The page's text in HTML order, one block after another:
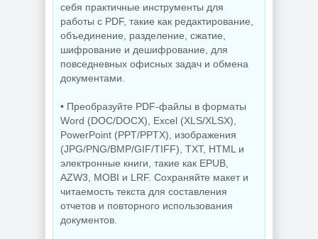
Увеличение
изображений ON1
Resize AI 2026.5
20.5.0.19010
Редактор фото
ON1 Photo RAW
MAX 2026.5
20.5.0.19010 +
Creative Pack
Бесплатный
антивирус
Comodo Internet
Security Premium
12.4.0.8170 Final
NEW
Резервное
копирование
Hasleo Backup
Suite 5.9.2.1 by
Dodakaedr
NEW
себя практичные инструменты для
работы с PDF, такие как редактирование,
объединение, разделение, сжатие,
шифрование и дешифрование, для
повседневных офисных задач и обмена
документами.
• Преобразуйте PDF-файлы в форматы
Word (DOC/DOCX), Excel (XLS/XLSX),
PowerPoint (PPT/PPTX), изображения
(JPG/PNG/BMP/GIF/TIFF), TXT, HTML и
электронные книги, такие как EPUB,
AZW3, MOBI и LRF. Сохраняйте макет и
читаемость текста для составления
отчетов и повторного использования
документов.